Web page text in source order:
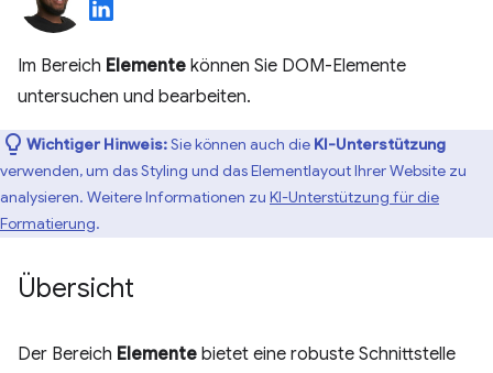
Im Bereich Elemente können Sie DOM-Elemente
untersuchen und bearbeiten.
Wichtiger Hinweis:Sie können auch die KI-Unterstützung
verwenden, um das Styling und das Elementlayout Ihrer Website zu
analysieren. Weitere Informationen zu KI-Unterstützung für die
Formatierung.
Übersicht
Der Bereich Elemente bietet eine robuste Schnittstelle